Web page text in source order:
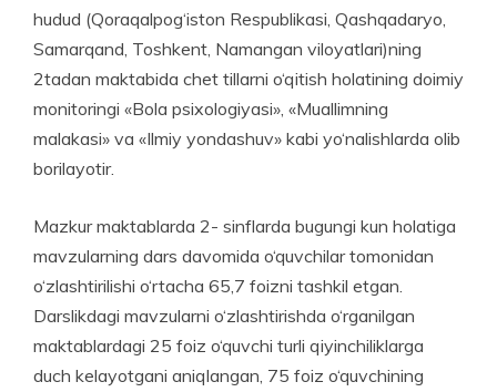
hudud (Qoraqalpog‘iston Respublikasi, Qashqadaryo,
Samarqand, Toshkent, Namangan viloyatlari)ning
2tadan maktabida chet tillarni o‘qitish holatining doimiy
monitoringi «Bola psixologiyasi», «Muallimning
malakasi» va «Ilmiy yondashuv» kabi yo‘nalishlarda olib
borilayotir.
Mazkur maktablarda 2- sinflarda bugungi kun holatiga
mavzularning dars davomida o‘quvchilar tomonidan
o‘zlashtirilishi o‘rtacha 65,7 foizni tashkil etgan.
Darslikdagi mavzularni o‘zlashti­rishda o‘rganil­gan
maktablardagi 25 foiz o‘quvchi turli qiyinchiliklarga
duch kelayotgani aniqlangan, 75 foiz o‘quvchining